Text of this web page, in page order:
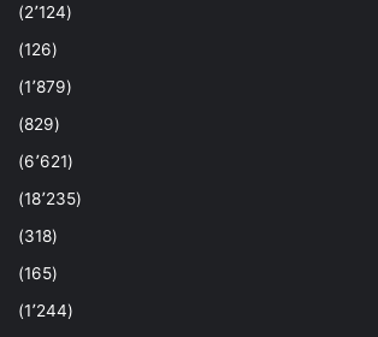
(2٬124)
(126)
(1٬879)
(829)
(6٬621)
(18٬235)
(318)
(165)
(1٬244)